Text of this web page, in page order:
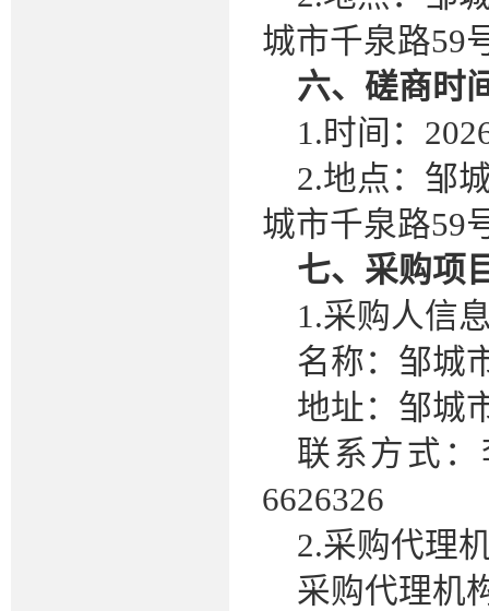
城市千泉路59
六、磋商时
1.时间：
2.地点：邹
城市千泉路59
七、采购项
1.采购人信
名称：邹城
地址：邹城
联系方式
6626326
2.采购代理
采购代理机